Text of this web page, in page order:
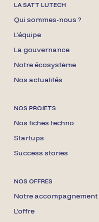
LA SATT LUTECH
Qui sommes-nous ?
L’équipe
La gouvernance
Notre écosystème
Nos actualités
NOS PROJETS
Nos fiches techno
Startups
Success stories
NOS OFFRES
Notre accompagnement
L’offre